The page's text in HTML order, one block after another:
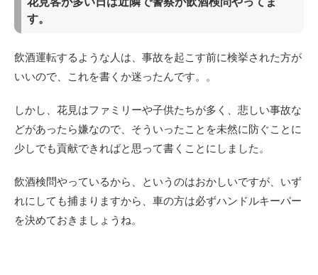
す。
飲酒運転するような人は、事故を起こす前に検挙された方が
いいので、これを書くか迷ったんです。。
しかし、花見はファミリーや子供たちが多く、悲しい事故な
どがあったら嫌なので、そういったことを未然に防ぐことに
少しでも貢献できればと思って書くことにしました。
飲酒検問やっているから、というのはおかしいですが、いず
れにしても捕まりますから、車の方は必ずハンドルキーパー
を決めておきましょうね。